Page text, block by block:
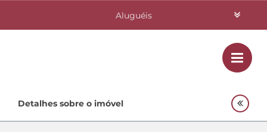
Aluguéis
Investimentos
Detalhes sobre o imóvel